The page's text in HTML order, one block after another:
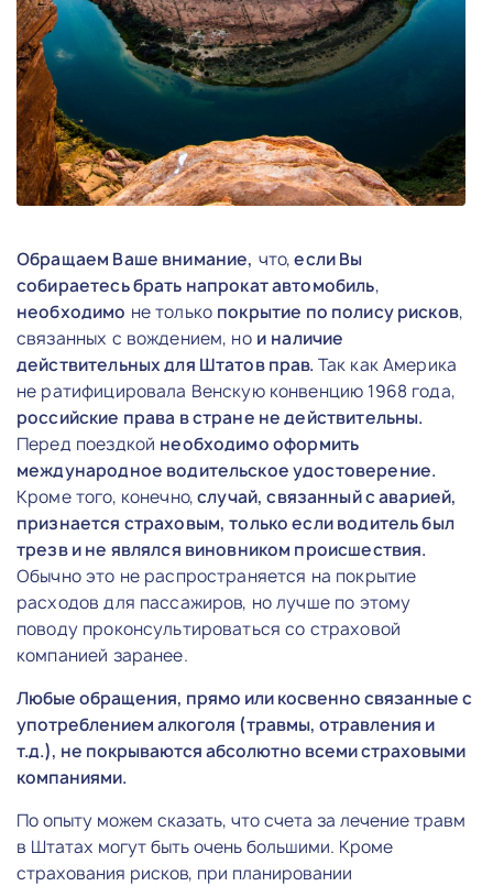
Обращаем Ваше внимание, что,если Вы
собираетесь брать напрокат автомобиль,
необходимо не только покрытие по полису рисков,
связанных с вождением, но и наличие
действительных для Штатов прав. Так как Америка
не ратифицировала Венскую конвенцию 1968 года,
российские права в стране не действительны.
Перед поездкой необходимо оформить
международное водительское удостоверение.
Кроме того, конечно,случай, связанный с аварией,
признается страховым, только если водитель был
трезв и не являлся виновником происшествия.
Обычно это не распространяется на покрытие
расходов для пассажиров, но лучше по этому
поводу проконсультироваться со страховой
компанией заранее.
Любые обращения, прямо или косвенно связанные с
употреблением алкоголя (травмы, отравления и
т.д.), не покрываются абсолютно всеми страховыми
компаниями.
По опыту можем сказать, что счета за лечение травм
в Штатах могут быть очень большими. Кроме
страхования рисков, при планировании